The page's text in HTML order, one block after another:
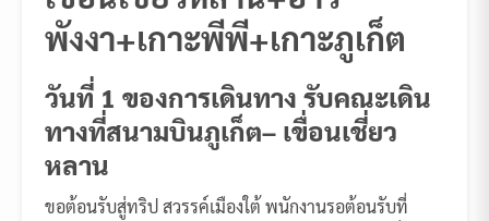
พังงา+เกาะพีพี+เกาะภูเก็ต
วันที่ 1 ของการเดินทาง รับคณะเดิน
ทางที่สนามบินภูเก็ต– เขื่อนเชี่ยว
หลาน
ขอต้อนรับสู่ทริป สวรรค์เมืองใต้ พนักงานรอต้อนรับที่